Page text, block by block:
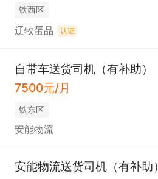
铁西区
辽牧蛋品 认证
自带车送货司机（有补助）
7500元/月
铁东区
安能物流
安能物流送货司机（有补助）